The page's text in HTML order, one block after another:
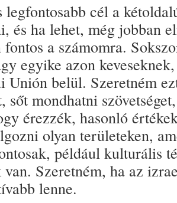
legfontosabb cél a
és ha lehet, még jobban
fontos a számomra.
egyike azon
Unión belül. Szeretném
sőt mondhatni
érezzék, hasonló
olyan területeken,
például kulturális
Szeretném, ha az
lenne.